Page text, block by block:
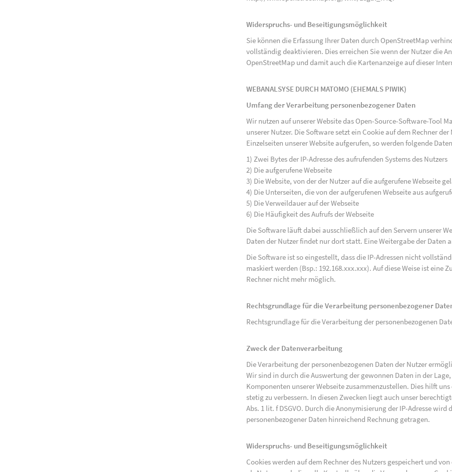
Widerspruchs- und Beseitigungsmöglichkeit
Sie können die Erfassung Ihrer Daten durch OpenStreetMap
vollständig deaktivieren. Dies erreichen Sie wenn der Nutzer die
OpenStreetMap und damit auch die Kartenanzeige auf dieser
WEBANALSYSE DURCH MATOMO (EHEMALS PIWIK)
Umfang der Verarbeitung personenbezogener Daten
Wir nutzen auf unserer Website das Open-Source-Software-Tool
unserer Nutzer. Die Software setzt ein Cookie auf dem Rechner
Einzelseiten unserer Website aufgerufen, so werden folgende
1) Zwei Bytes der IP-Adresse des aufrufenden Systems des Nutzers
2) Die aufgerufene Webseite
3) Die Website, von der der Nutzer auf die aufgerufene Webseite
4) Die Unterseiten, die von der aufgerufenen Webseite aus
5) Die Verweildauer auf der Webseite
6) Die Häufigkeit des Aufrufs der Webseite
Die Software läuft dabei ausschließlich auf den Servern unserer
Daten der Nutzer findet nur dort statt. Eine Weitergabe der Daten
Die Software ist so eingestellt, dass die IP-Adressen nicht
maskiert werden (Bsp.: 192.168.xxx.xxx). Auf diese Weise ist eine
Rechner nicht mehr möglich.
Rechtsgrundlage für die Verarbeitung personenbezogener
Rechtsgrundlage für die Verarbeitung der personenbezogenen
Zweck der Datenverarbeitung
Die Verarbeitung der personenbezogenen Daten der Nutzer
Wir sind in durch die Auswertung der gewonnen Daten in der
Komponenten unserer Webseite zusammenzustellen. Dies hilft
stetig zu verbessern. In diesen Zwecken liegt auch unser
Abs. 1 lit. f DSGVO. Durch die Anonymisierung der IP-Adresse wird
personenbezogener Daten hinreichend Rechnung getragen.
Widerspruchs- und Beseitigungsmöglichkeit
Cookies werden auf dem Rechner des Nutzers gespeichert und